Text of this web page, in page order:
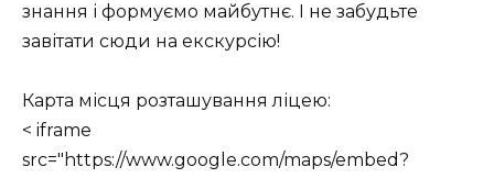
знання і формуємо майбутнє. І не забудьте
завітати сюди на екскурсію!
Карта місця розташування ліцею:
< iframe
src="https://www.google.com/maps/embed?